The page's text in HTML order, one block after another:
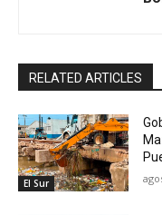
RELATED ARTICLES
El Sur